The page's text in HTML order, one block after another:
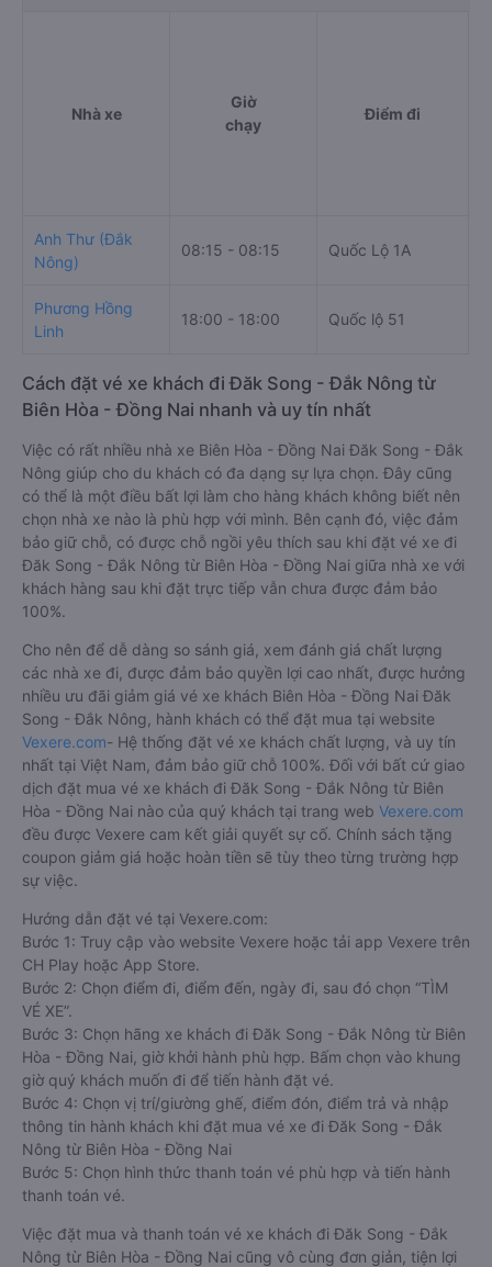
Nhà xe
Giờ
chạy
Điểm đi
Anh Thư (Đắk
Nông)
08:15 - 08:15 Quốc Lộ 1A
Phương Hồng
Linh
18:00 - 18:00 Quốc lộ 51
Cách đặt vé xe khách đi Đăk Song - Đắk Nông từ
Biên Hòa - Đồng Nai nhanh và uy tín nhất
Việc có rất nhiều nhà xe Biên Hòa - Đồng Nai Đăk Song - Đắk
Nông giúp cho du khách có đa dạng sự lựa chọn. Đây cũng
có thể là một điều bất lợi làm cho hàng khách không biết nên
chọn nhà xe nào là phù hợp với mình. Bên cạnh đó, việc đảm
bảo giữ chỗ, có được chỗ ngồi yêu thích sau khi đặt vé xe đi
Đăk Song - Đắk Nông từ Biên Hòa - Đồng Nai giữa nhà xe với
khách hàng sau khi đặt trực tiếp vẫn chưa được đảm bảo
100%.
Cho nên để dễ dàng so sánh giá, xem đánh giá chất lượng
các nhà xe đi, được đảm bảo quyền lợi cao nhất, được hưởng
nhiều ưu đãi giảm giá vé xe khách Biên Hòa - Đồng Nai Đăk
Song - Đắk Nông, hành khách có thể đặt mua tại website
Vexere.com- Hệ thống đặt vé xe khách chất lượng, và uy tín
nhất tại Việt Nam, đảm bảo giữ chỗ 100%. Đối với bất cứ giao
dịch đặt mua vé xe khách đi Đăk Song - Đắk Nông từ Biên
Hòa - Đồng Nai nào của quý khách tại trang web Vexere.com
đều được Vexere cam kết giải quyết sự cố. Chính sách tặng
coupon giảm giá hoặc hoàn tiền sẽ tùy theo từng trường hợp
sự việc.
Hướng dẫn đặt vé tại Vexere.com:
Bước 1: Truy cập vào website Vexere hoặc tải app Vexere trên
CH Play hoặc App Store.
Bước 2: Chọn điểm đi, điểm đến, ngày đi, sau đó chọn “TÌM
VÉ XE”.
Bước 3: Chọn hãng xe khách đi Đăk Song - Đắk Nông từ Biên
Hòa - Đồng Nai, giờ khởi hành phù hợp. Bấm chọn vào khung
giờ quý khách muốn đi để tiến hành đặt vé.
Bước 4: Chọn vị trí/giường ghế, điểm đón, điểm trả và nhập
thông tin hành khách khi đặt mua vé xe đi Đăk Song - Đắk
Nông từ Biên Hòa - Đồng Nai
Bước 5: Chọn hình thức thanh toán vé phù hợp và tiến hành
thanh toán vé.
Việc đặt mua và thanh toán vé xe khách đi Đăk Song - Đắk
Nông từ Biên Hòa - Đồng Nai cũng vô cùng đơn giản, tiện lợi